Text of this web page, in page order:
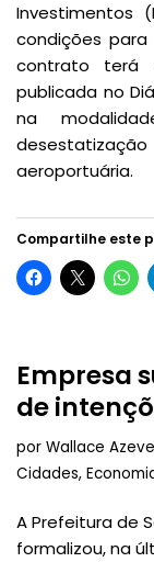
Investimentos
condições
contrato terá
publicada no
na
aeroportuária.
Compartilhe este
Empresa
de
por Wallace
Cidades,
A Prefeitura de
formalizou, na